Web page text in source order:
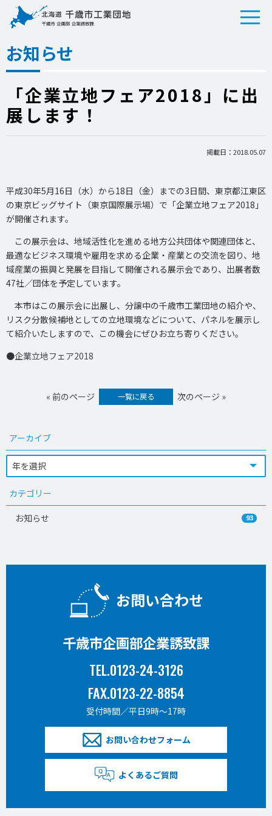
お知らせ
「企業立地フェア2018」に出
展します！
掲載日：2018.05.07
平成30年5月16日（水）から18日（金）までの3日間、東京都江東区
の東京ビッグサイト（東京国際展示場）で「企業立地フェア2018」
が開催されます。
この展示会は、地域活性化を進める地方公共団体や関連団体と、
最適なビジネス環境や雇用を求める企業・産業との交流を図り、地
域産業の振興と発展を目指して開催される展示会であり、出展者数
47社／団体を予定しています。
本市はこの展示会に出展し、分譲中の千歳市工業団地の紹介や、
リスク分散候補地としての立地環境などについて、パネルを展示し
て紹介いたしますので、この機会にぜひお立ち寄りください。
●企業立地フェア2018
« 前のページ 一覧に戻る 次のページ »
アーカイブ
カテゴリー
お知らせ 93
お問い合わせ
千歳市企画部企業誘致課
TEL.0123-24-3126
FAX.0123-22-8854
受付時間／平日9時〜17時
お問い合わせフォーム
よくあるご質問